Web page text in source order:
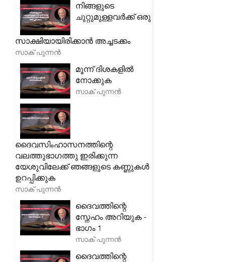
നിങ്ങളുടെ
ചുറ്റുമുള്ളവർക്ക് ഒരു
സാക്ഷിയായിരിക്കാൻ അച്ചടക്കം
സാക് പുന്നൻ
മൂന്ന് ദിശകളിൽ
നോക്കുക
സാക് പുന്നൻ
ദൈവസിംഹാസനത്തിന്റെ
വലത്തുഭാഗത്തു ഇരിക്കുന്ന
യേശുവിലേക്ക് ഞങ്ങളുടെ കണ്ണുകൾ
ഉറപ്പിക്കുക
സാക് പുന്നൻ
ദൈവത്തിന്റെ
സ്നേഹം അറിയുക -
ഭാഗം 1
സാക് പുന്നൻ
ദൈവത്തിന്റെ